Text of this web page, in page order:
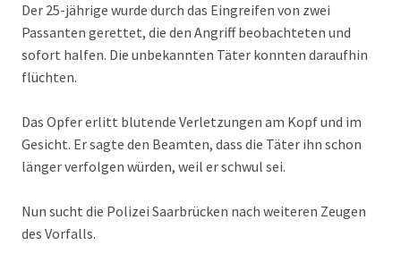
Der 25-jährige wurde durch das Eingreifen von zwei
Passanten gerettet, die den Angriff beobachteten und
sofort halfen. Die unbekannten Täter konnten daraufhin
flüchten.
Das Opfer erlitt blutende Verletzungen am Kopf und im
Gesicht. Er sagte den Beamten, dass die Täter ihn schon
länger verfolgen würden, weil er schwul sei.
Nun sucht die Polizei Saarbrücken nach weiteren Zeugen
des Vorfalls.